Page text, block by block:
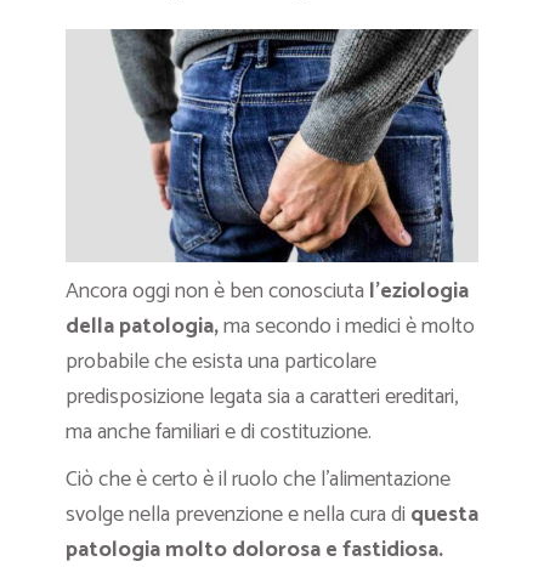
Ancora oggi non è ben conosciuta l’eziologia
della patologia,ma secondo i medici è molto
probabile che esista una particolare
predisposizione legata sia a caratteri ereditari,
ma anche familiari e di costituzione.
Ciò che è certo è il ruolo che l’alimentazione
svolge nella prevenzione e nella cura di questa
patologia molto dolorosa e fastidiosa.